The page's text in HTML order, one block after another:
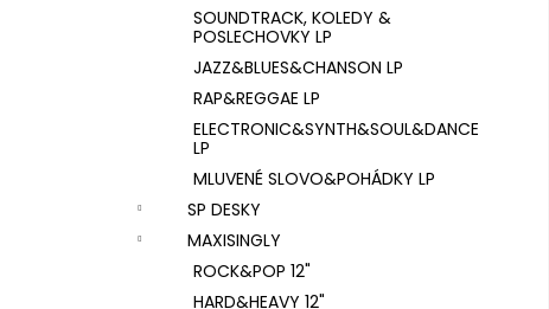
SOUNDTRACK, KOLEDY &
POSLECHOVKY LP
JAZZ&BLUES&CHANSON LP
RAP&REGGAE LP
ELECTRONIC&SYNTH&SOUL&DANCE
LP
MLUVENÉ SLOVO&POHÁDKY LP
SP DESKY
MAXISINGLY
ROCK&POP 12"
HARD&HEAVY 12"